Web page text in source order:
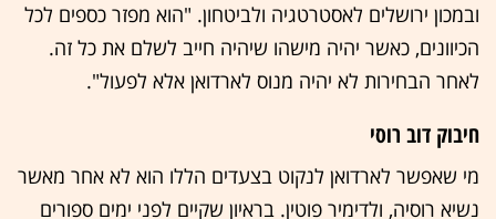
ובמכון ירושלים לאסטרטגיה ולביטחון. "הוא מפזר כספים לכל
הכיוונים, כאשר יהיה מישהו שיהיה חייב לשלם את כל זה.
לאחר הבחירות לא יהיה מנוס לארדואן אלא לפעול".
חיבוק דוב רוסי
מי שאפשר לארדואן לנקוט בצעדים הללו הוא לא אחר מאשר
נשיא רוסיה, ולדימיר פוטין. בראיון שקיים לפני ימים ספורים